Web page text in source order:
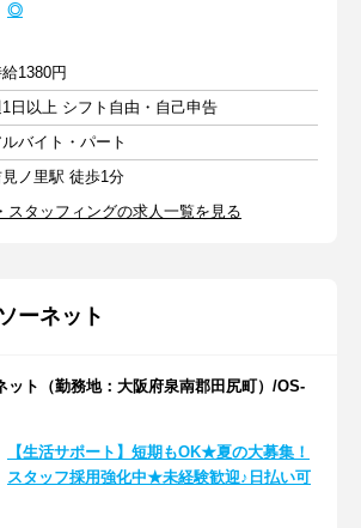
◎
1380円
日以上 シフト自由・自己申告
ルバイト・パート
ノ里駅 徒歩1分
スタッフィングの求人一覧を見る
ーネット
ット（勤務地：大阪府泉南郡田尻町）/OS-
【生活サポート】短期もOK★夏の大募集！
スタッフ採用強化中★未経験歓迎♪日払い可